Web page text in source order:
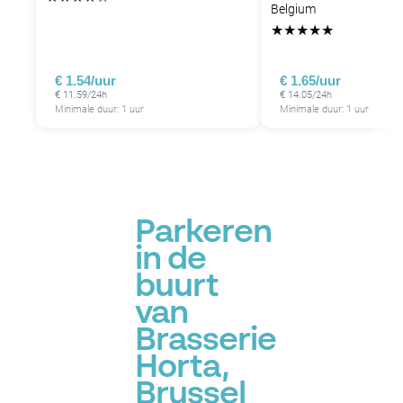
€ 1.54/uur
€ 11.59/24h
Minimale duur: 1 uur
Belgium
★★★★★
€ 1.65/uur
€ 14.05/24h
Minimale duur: 1 uur
Parkeren
in de
buurt
van
Brasserie
Horta,
Brussel